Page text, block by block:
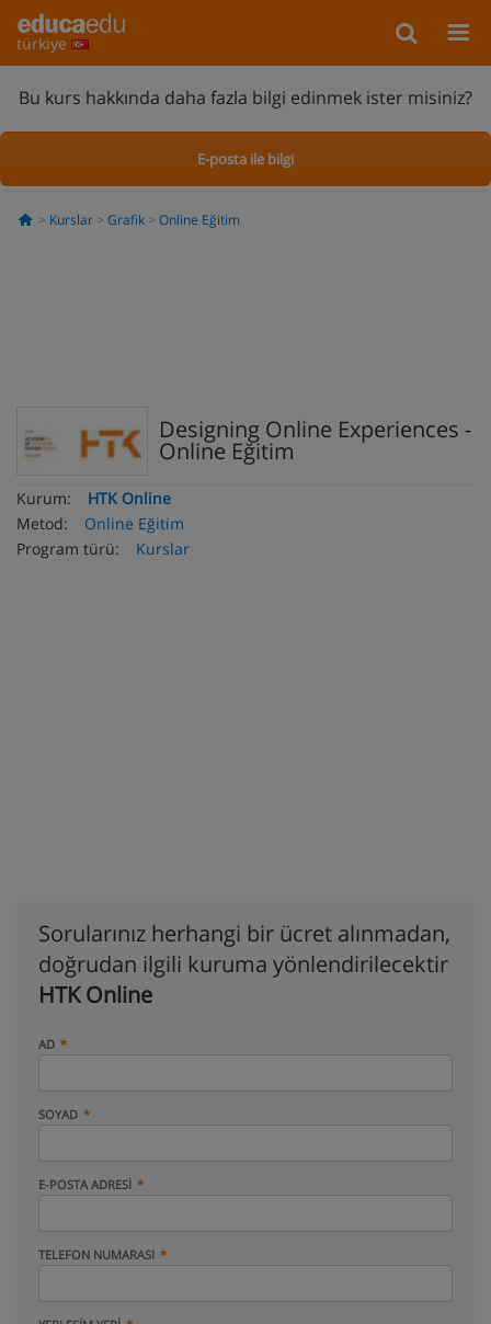
türkiye
Bu kurs hakkında daha fazla bilgi edinmek ister misiniz?
E-posta ile bilgi
Kurslar Grafik Online Eğitim
Designing Online Experiences -
Online Eğitim
Kurum:
HTK Online
Metod:
Online Eğitim
Program türü:
Kurslar
Sorularınız herhangi bir ücret alınmadan,
doğrudan ilgili kuruma yönlendirilecektir
HTK Online
AD
SOYAD
E-POSTA ADRESI
TELEFON NUMARASI